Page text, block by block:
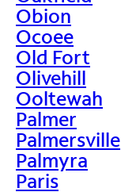
Obion
Ocoee
Old Fort
Olivehill
Ooltewah
Palmer
Palmersville
Palmyra
Paris